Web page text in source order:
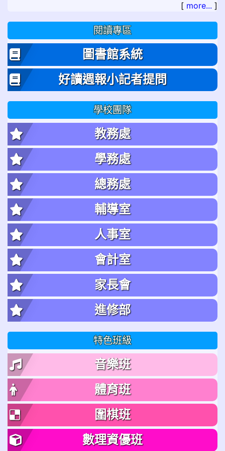
[ more... ]
閱讀專區
圖書館系統
好讀週報小記者提問
學校團隊
教務處
學務處
總務處
輔導室
人事室
會計室
家長會
進修部
特色班級
音樂班
體育班
圍棋班
數理資優班